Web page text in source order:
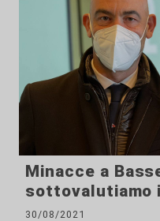
Minacce a
sottovalutiamo
30/08/2021